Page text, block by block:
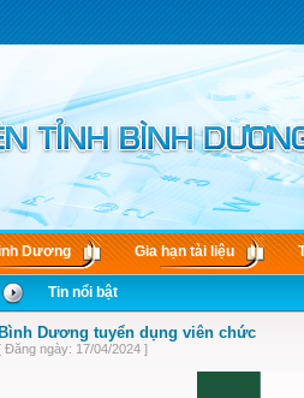
Dương Gia hạn tài liệu
Tin nổi bật
Bình Dương tuyển dụng viên chức
[ Đăng ngày: 17/04/2024 ]